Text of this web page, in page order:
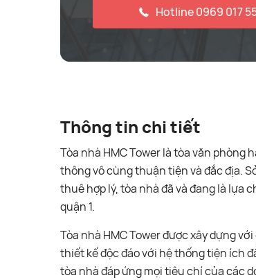
Hotline 0969 017
Thông tin chi tiết
Tòa nhà HMC Tower là tòa văn
thông vô cùng thuận tiện và đắc địa.
thuê hợp lý, tòa nhà đã và đang là lựa
quận 1.
Tòa nhà HMC Tower được xây dựng
thiết kế độc đáo với hệ thống tiện ích
tòa nhà đáp ứng mọi tiêu chí của các